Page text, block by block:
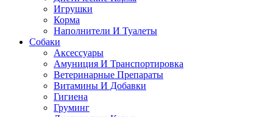
Игрушки
Корма
Наполнители И Туалеты
Собаки
Аксессуары
Амуниция И Транспортировка
Ветеринарные Препараты
Витамины И Добавки
Гигиена
Груминг